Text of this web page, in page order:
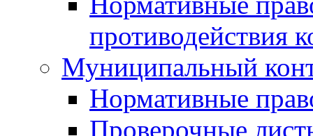
противодействия
Муниципальный
Нормативные
Проверочные